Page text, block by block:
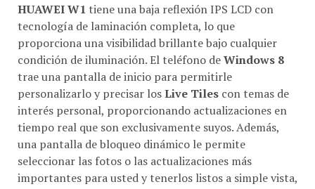
HUAWEI W1 tiene una baja reflexión IPS LCD con
tecnología de laminación completa, lo que
proporciona una visibilidad brillante bajo cualquier
condición de iluminación. El teléfono deWindows 8
trae una pantalla de inicio para permitirle
personalizarlo y precisar losLive Tiles con temas de
interés personal, proporcionando actualizaciones en
tiempo real que son exclusivamente suyos. Además,
una pantalla de bloqueo dinámico le permite
seleccionar las fotos o las actualizaciones más
importantes para usted y tenerlos listos a simple vista,